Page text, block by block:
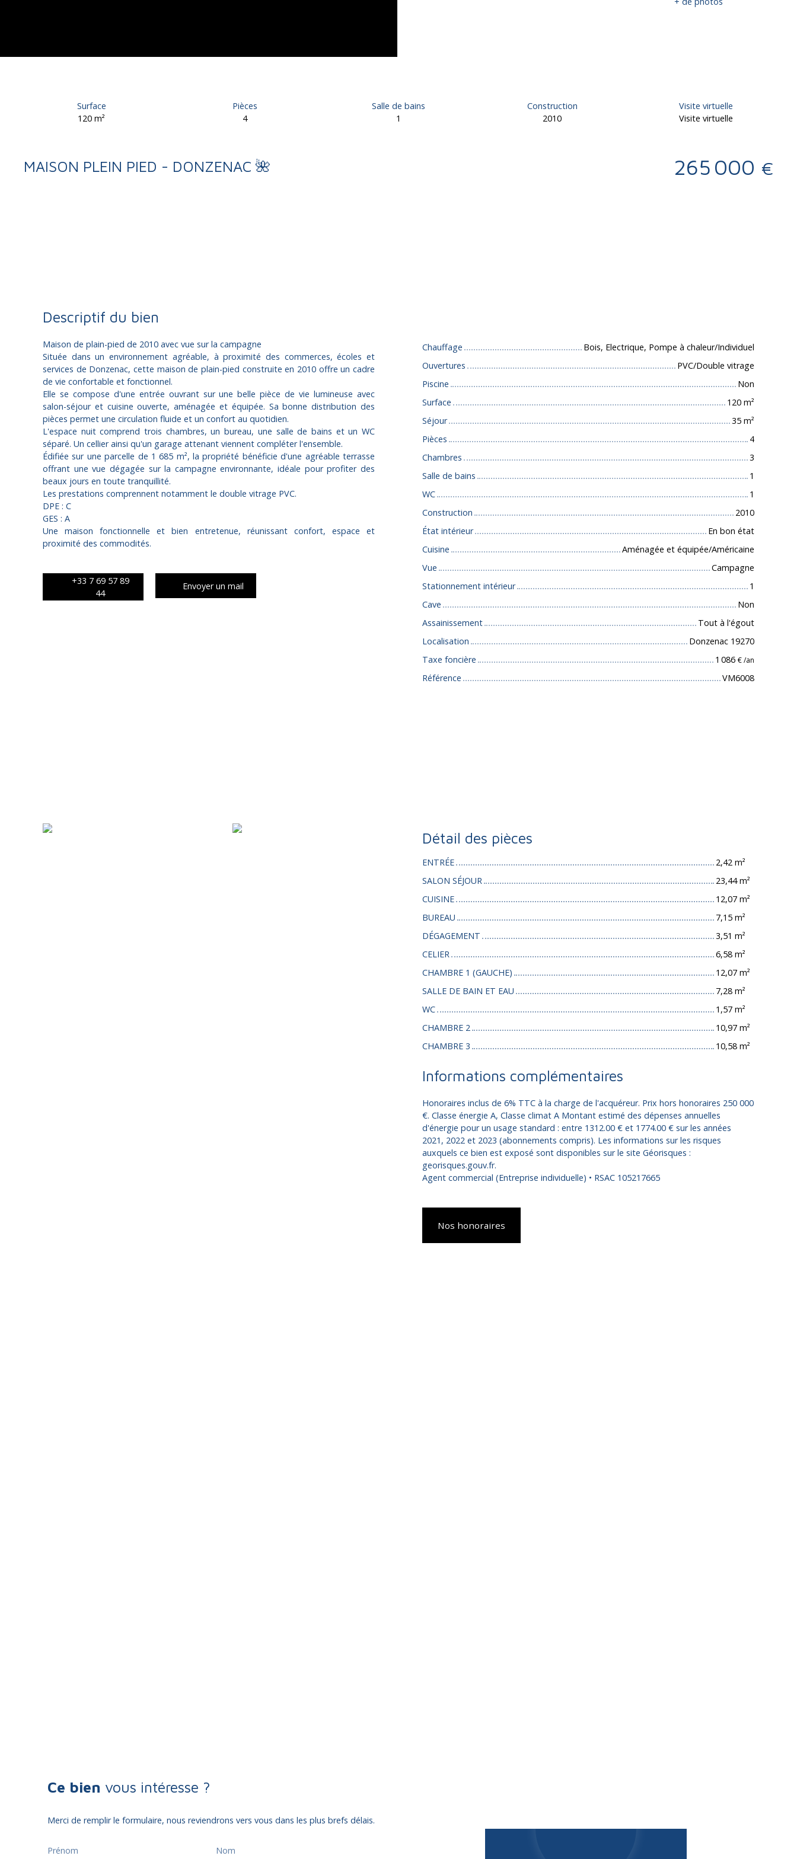
Surface
120 m²
Pièces
4
Salle de bains
1
Construction
2010
Visite virtuelle
Visite virtuelle
MAISON PLEIN PIED - DONZENAC 🌺 265 000 €
Descriptif du bien
Maison de plain-pied de 2010 avec vue sur la campagne
Située dans un environnement agréable, à proximité des commerces, écoles et
services de Donzenac, cette maison de plain-pied construite en 2010 offre un cadre
de vie confortable et fonctionnel.
Elle se compose d'une entrée ouvrant sur une belle pièce de vie lumineuse avec
salon-séjour et cuisine ouverte, aménagée et équipée. Sa bonne distribution des
pièces permet une circulation fluide et un confort au quotidien.
L'espace nuit comprend trois chambres, un bureau, une salle de bains et un WC
séparé. Un cellier ainsi qu'un garage attenant viennent compléter l'ensemble.
Édifiée sur une parcelle de 1 685 m², la propriété bénéficie d'une agréable terrasse
offrant une vue dégagée sur la campagne environnante, idéale pour profiter des
beaux jours en toute tranquillité.
Les prestations comprennent notamment le double vitrage PVC.
DPE : C
GES : A
Une maison fonctionnelle et bien entretenue, réunissant confort, espace et
proximité des commodités.
+33 7 69 57 89
44
Envoyer un mail
Chauffage
Bois, Electrique, Pompe à chaleur/Individuel
Ouvertures
PVC/Double vitrage
Piscine
Non
Surface
120 m²
Séjour
35 m²
Pièces
4
Chambres
3
Salle de bains
1
WC
1
Construction
2010
État intérieur
En bon état
Cuisine
Aménagée et équipée/Américaine
Vue
Campagne
Stationnement intérieur
1
Cave
Non
Assainissement
Tout à l'égout
Localisation
Donzenac 19270
Taxe foncière
1 086 € /an
Référence VM6008
Détail des pièces
ENTRÉE
2,42 m²
SALON SÉJOUR
23,44 m²
CUISINE
12,07 m²
BUREAU
7,15 m²
DÉGAGEMENT
3,51 m²
CELIER
6,58 m²
CHAMBRE 1 (GAUCHE)
12,07 m²
SALLE DE BAIN ET EAU
7,28 m²
WC
1,57 m²
CHAMBRE 2
10,97 m²
CHAMBRE 3
10,58 m²
Informations complémentaires
Honoraires inclus de 6% TTC à la charge de l'acquéreur. Prix hors honoraires 250 000
€. Classe énergie A, Classe climat A Montant estimé des dépenses annuelles
d'énergie pour un usage standard : entre 1312.00 € et 1774.00 € sur les années
2021, 2022 et 2023 (abonnements compris). Les informations sur les risques
auxquels ce bien est exposé sont disponibles sur le site Géorisques :
georisques.gouv.fr.
Agent commercial (Entreprise individuelle) • RSAC 105217665
Nos honoraires
Ce bien vous intéresse ?
Merci de remplir le formulaire, nous reviendrons vers vous dans les plus brefs délais.
Prénom Nom